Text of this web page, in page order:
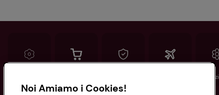
Noi Amiamo i Cookies!